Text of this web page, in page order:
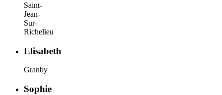
Saint-
Jean-
Sur-
Richelieu
Elisabeth
Granby
Sophie